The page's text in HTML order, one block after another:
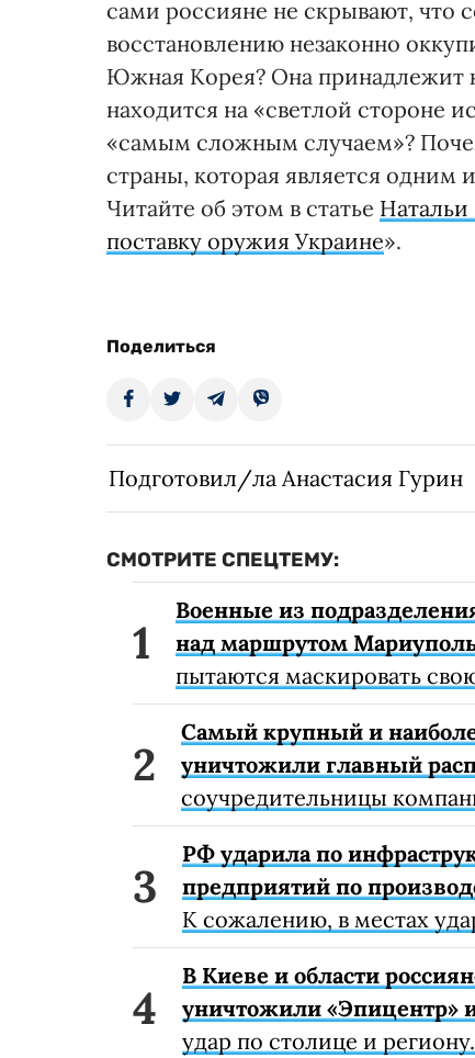
сами россияне не скрывают, что
восстановлению незаконно
Южная Корея? Она принадлежит
находится на «светлой стороне
«самым сложным случаем»?
страны, которая является одним
Читайте об этом в статье
поставку оружия Украине».
Поделиться
Подготовил/ла Анастасия Гурин
СМОТРИТЕ СПЕЦТЕМУ:
Военные из
над маршрутом
пытаются маскировать
Самый крупный и
уничтожили главный
соучредительницы
РФ ударила по
предприятий по
К сожалению, в местах
В Киеве и области
уничтожили «Эпицентр»
удар по столице и региону.